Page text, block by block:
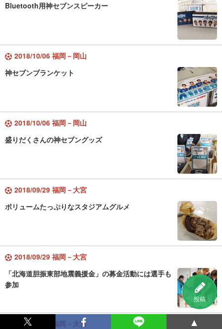
投稿
Bluetooth用神セブンスピーカー
2018/10/06 福岡－岡山
神セブンブランケット
2018/10/06 福岡－岡山
盛りだくさんの神セブングッズ
2018/09/29 福岡－大宮
ボリュームたっぷりなスタジアムグルメ
2018/09/29 福岡－大宮
「北海道胆振東部地震義援金」の募金活動には選手も
参加
2018/09/29 福岡－大宮 ▲